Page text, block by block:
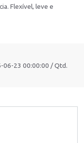
Flexível, leve e
06-23 00:00:00 / Qtd.